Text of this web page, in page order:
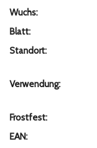
Wuchs:
Blatt:
Standort:
Verwendung:
Frostfest:
EAN: